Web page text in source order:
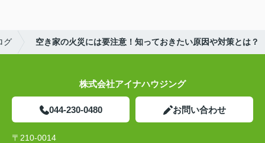
グ 空き家の火災には要注意！知っておきたい原因や対策とは？
株式会社アイナハウジング
044-230-0480 お問い合わせ
〒210-0014